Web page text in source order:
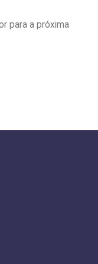
para a próxima